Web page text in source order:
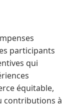
participants
qui
équitable,
contributions à